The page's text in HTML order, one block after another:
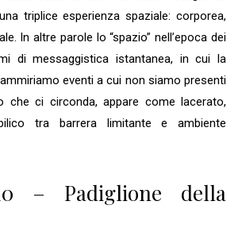
triplice esperienza spaziale: corporea,
In altre parole lo “spazio” nell’epoca dei
di messaggistica istantanea, in cui la
eventi a cui non siamo presenti
che ci circonda, appare come lacerato,
tra barrera limitante e ambiente
– Padiglione della